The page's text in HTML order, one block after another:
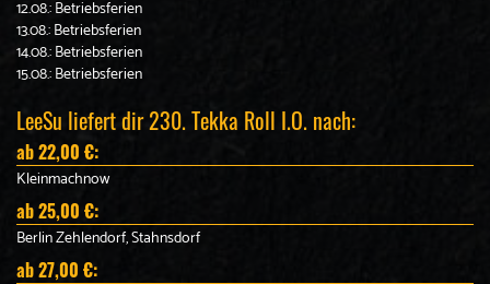
12.08.: Betriebsferien
13.08.: Betriebsferien
14.08.: Betriebsferien
15.08.: Betriebsferien
LeeSu liefert dir 230. Tekka Roll I.O. nach:
ab 22,00 €:
Kleinmachnow
ab 25,00 €:
Berlin Zehlendorf, Stahnsdorf
ab 27,00 €: